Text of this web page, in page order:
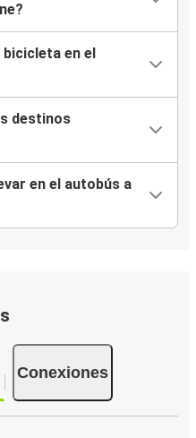
en el
destinos
en el autobús a
Conexiones